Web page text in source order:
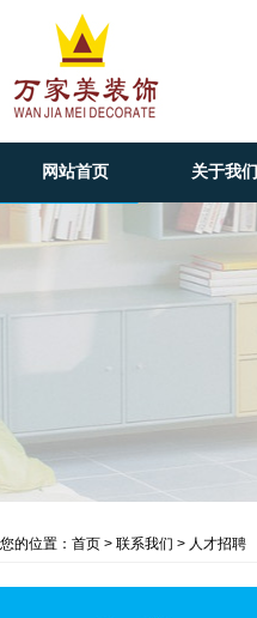
网站首页 关于我们
您的位置：首页 > 联系我们 > 人才招聘